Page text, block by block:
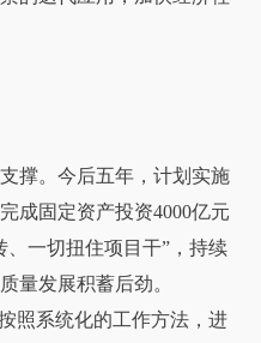
。今后五年，计划实施
成固定资产投资4000亿元
、一切扭住项目干”，持续
量发展积蓄后劲。
系统化的工作方法，进